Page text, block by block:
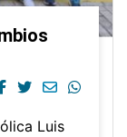
Luis